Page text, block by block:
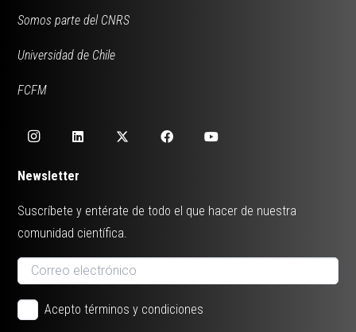
Somos parte del CNRS
Universidad de Chile
FCFM
Newsletter
Suscríbete y entérate de todo el que hacer de nuestra
comunidad científica.
Acepto términos y condiciones